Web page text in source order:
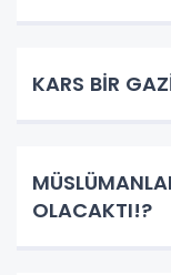
KARS BİR
OLACAKTI!?